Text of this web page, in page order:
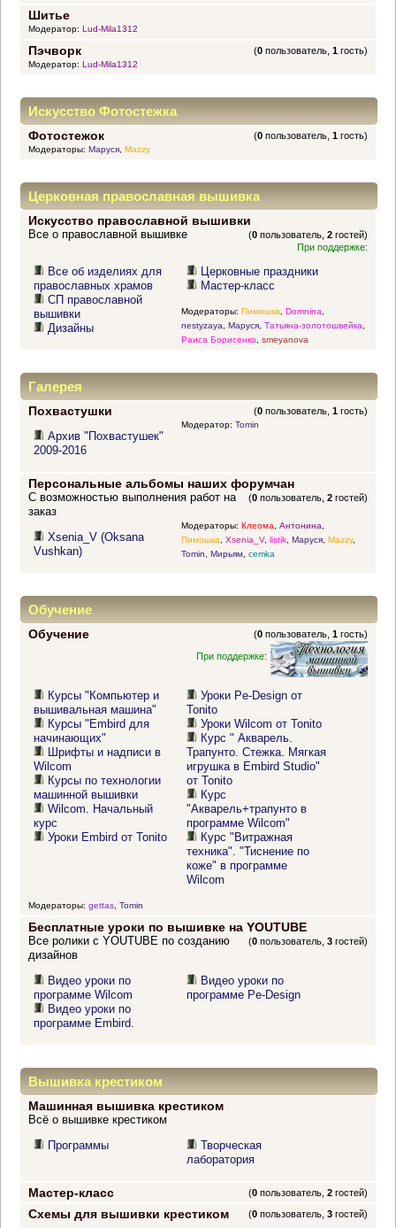
Шитье
Модератор: Lud-Mila1312
Пэчворк (0 пользователь,1 гость)
Модератор: Lud-Mila1312
Искусство Фотостежка
Фотостежок (0 пользователь,1 гость)
Модераторы: Маруся, Mazzy
Церковная православная вышивка
Искусство православной вышивки
(0 пользователь,2 гостей)
Все о православной вышивке
При поддержке:
Все об изделиях для
православных храмов
СП православной
вышивки
Дизайны
Церковные праздники
Мастер-класс
Модераторы: Пимошка Domnina
nestyzaya
Маруся, Татьяна-золотошвейка
Раиса Борисенко, smeyanova
Галерея
Похвастушки (0 пользователь,1 гость)
Архив "Похвастушек"
2009-2016
Модератор: Tomin
Персональные альбомы наших форумчан
(0 пользователь,2 гостей)
С возможностью выполнения работ на
заказ
Xsenia_V (Oksana
Vushkan)
Модераторы: Клеома, Антонина,
Пимошка, Xsenia_V, listik, Маруся, Mazzy,
Tomin, Мирьям, cemka
Обучение
Обучение (0 пользователь,1 гость)
При поддержке:
Курсы "Компьютер и
вышивальная машина"
Курсы "Embird для
начинающих"
Шрифты и надписи в
Wilcom
Курсы по технологии
машинной вышивки
Wilcom. Начальный
курс
Уроки Embird от Tonito
Уроки Pe-Design от
Tonito
Уроки Wilcom от Tonito
Курс " Акварель.
Трапунто. Стежка. Мягкая
игрушка в Embird Studio"
от Tonito
Курс
"Акварель+трапунто в
программе Wilcom"
Курс "Витражная
техника". "Тиснение по
коже" в программе
Wilcom
Модераторы: gettas, Tomin
Бесплатные уроки по вышивке на YOUTUBE
(0 пользователь,3 гостей)
Все ролики с YOUTUBE по созданию
дизайнов
Видео уроки по
программе Wilcom
Видео уроки по
программе Embird.
Видео уроки по
программе Pe-Design
Вышивка крестиком
Машинная вышивка крестиком
Всё о вышивке крестиком
Программы
Творческая
лаборатория
Мастер-класс (0 пользователь,2 гостей)
Схемы для вышивки крестиком (0 пользователь,3 гостей)